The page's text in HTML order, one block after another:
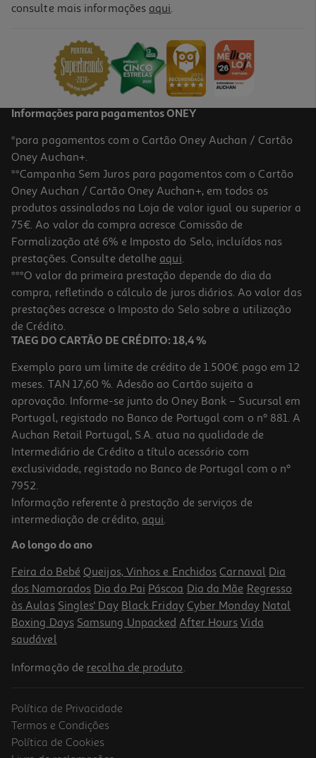
consulte mais informações aqui.
Informações para pagamentos ONEY
*para pagamentos com o Cartão Oney Auchan / Cartão
Oney Auchan+.
**Campanha Sem Juros para pagamentos com o Cartão
Oney Auchan / Cartão Oney Auchan+, em todos os
produtos assinalados na Loja de valor igual ou superior a
75€. Ao valor da compra acresce Comissão de
Formalização até 6% e Imposto do Selo, incluídos nas
prestações. Consulte detalhe aqui.
***O valor da primeira prestação depende do dia da
compra, refletindo o cálculo de juros diários. Ao valor das
prestações acresce o Imposto do Selo sobre a utilização
de Crédito.
TAEG DO CARTÃO DE CRÉDITO: 18,4 %
Exemplo para um limite de crédito de 1.500€ pago em 12
meses. TAN 17,60 %. Adesão ao Cartão sujeita a
aprovação. Informe-se junto do Oney Bank – Sucursal em
Portugal, registado no Banco de Portugal com o nº 881. A
Auchan Retail Portugal, S.A. atua na qualidade de
Intermediário de Crédito a título acessório com
exclusividade, registado no Banco de Portugal com o nº
7952.
Informação referente à prestação de serviços de
intermediação de crédito, aqui.
Ao longo do ano
Feira do Bebé Queijos, Vinhos e Enchidos Carnaval Dia
dos Namorados Dia do Pai Páscoa Dia da Mãe Regresso
às Aulas Singles' Day Black Friday Cyber Monday Natal
Boxing Days Samsung Unpacked After Hours Vida
saudável
Informação de recolha de produto.
Política de Privacidade
Termos e Condições
Política de Cookies